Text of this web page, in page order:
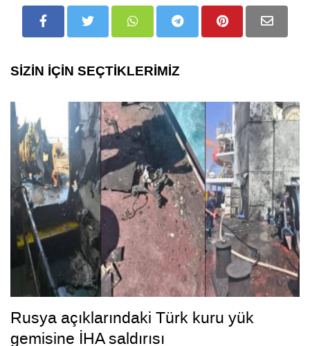
SİZİN İÇİN SEÇTİKLERİMİZ
Rusya açıklarındaki Türk kuru yük
gemisine İHA saldırısı